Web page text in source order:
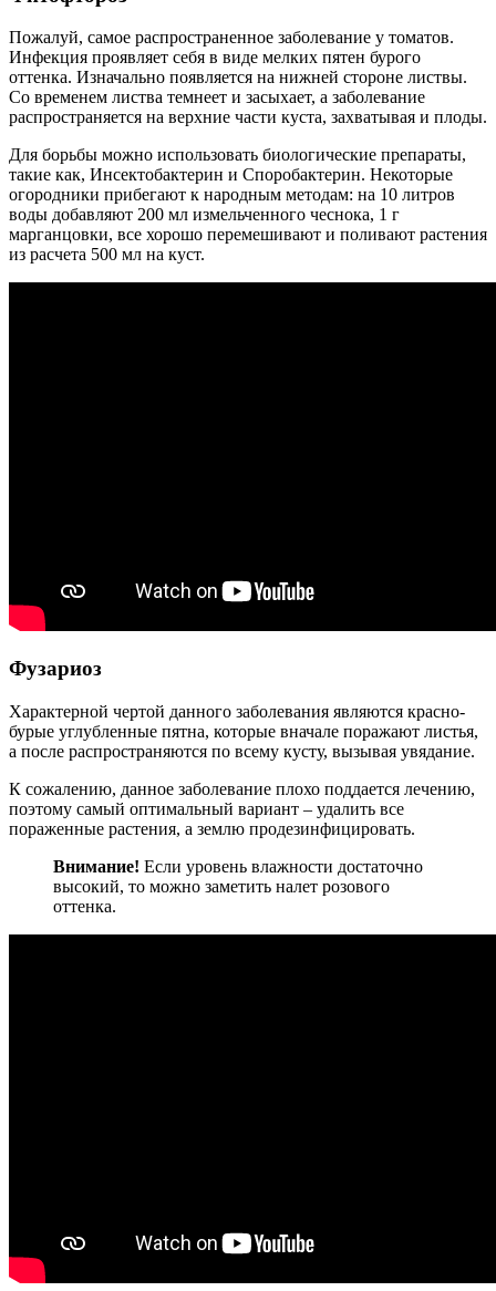
Пожалуй, самое распространенное заболевание у томатов.
Инфекция проявляет себя в виде мелких пятен бурого
оттенка. Изначально появляется на нижней стороне листвы.
Со временем листва темнеет и засыхает, а заболевание
распространяется на верхние части куста, захватывая и плоды.
Для борьбы можно использовать биологические препараты,
такие как, Инсектобактерин и Споробактерин. Некоторые
огородники прибегают к народным методам: на 10 литров
воды добавляют 200 мл измельченного чеснока, 1 г
марганцовки, все хорошо перемешивают и поливают растения
из расчета 500 мл на куст.
Фузариоз
Характерной чертой данного заболевания являются красно-
бурые углубленные пятна, которые вначале поражают листья,
а после распространяются по всему кусту, вызывая увядание.
К сожалению, данное заболевание плохо поддается лечению,
поэтому самый оптимальный вариант – удалить все
пораженные растения, а землю продезинфицировать.
Внимание! Если уровень влажности достаточно
высокий, то можно заметить налет розового
оттенка.